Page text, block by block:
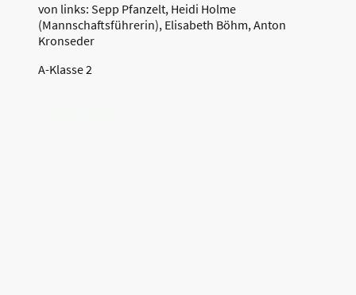
von links: Sepp Pfanzelt, Heidi Holme
(Mannschaftsführerin), Elisabeth Böhm, Anton
Kronseder
A-Klasse 2